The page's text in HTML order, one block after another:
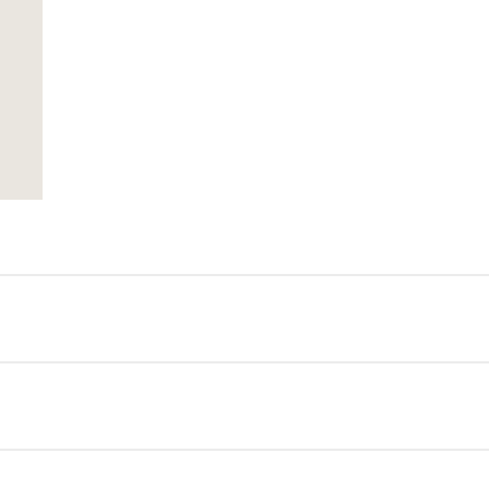
de los 2000, con un perfil voluminoso y detalles